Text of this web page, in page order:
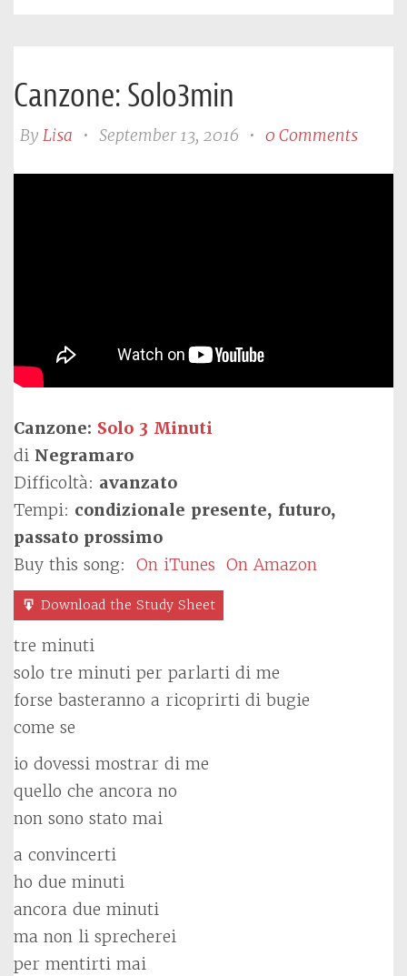
Canzone: Solo3min
By Lisa • September 13, 2016 • 0 Comments
Canzone: Solo 3 Minuti
di Negramaro
Difficoltà: avanzato
Tempi: condizionale presente, futuro,
passato prossimo
Buy this song: On iTunes On Amazon
Download the Study Sheet
tre minuti
solo tre minuti per parlarti di me
forse basteranno a ricoprirti di bugie
come se
io dovessi mostrar di me
quello che ancora no
non sono stato mai
a convincerti
ho due minuti
ancora due minuti
ma non li sprecherei
per mentirti mai